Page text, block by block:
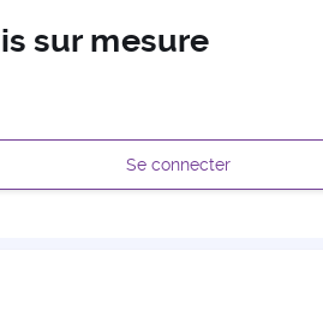
sur mesure
Se connecter